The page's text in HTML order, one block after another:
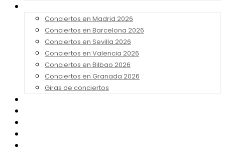
Conciertos en Madrid 2026
Conciertos en Barcelona 2026
Conciertos en Sevilla 2026
Conciertos en Valencia 2026
Conciertos en Bilbao 2026
Conciertos en Granada 2026
Giras de conciertos